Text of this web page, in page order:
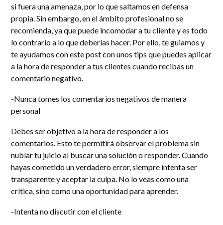
si fuera una amenaza, por lo que saltamos en defensa
propia. Sin embargo, en el ámbito profesional no se
recomienda, ya que puede incomodar a tu cliente y es todo
lo contrario a lo que deberías hacer. Por ello, te guiamos y
te ayudamos con este post con unos tips que puedes aplicar
a la hora de responder a tus clientes cuando recibas un
comentario negativo.
-Nunca tomes los comentarios negativos de manera
personal
Debes ser objetivo a la hora de responder a los
comentarios. Esto te permitirá observar el problema sin
nublar tu juicio al buscar una solución o responder. Cuando
hayas cometido un verdadero error, siempre intenta ser
transparente y aceptar la culpa. No lo veas como una
crítica, sino como una oportunidad para aprender.
-Intenta no discutir con el cliente